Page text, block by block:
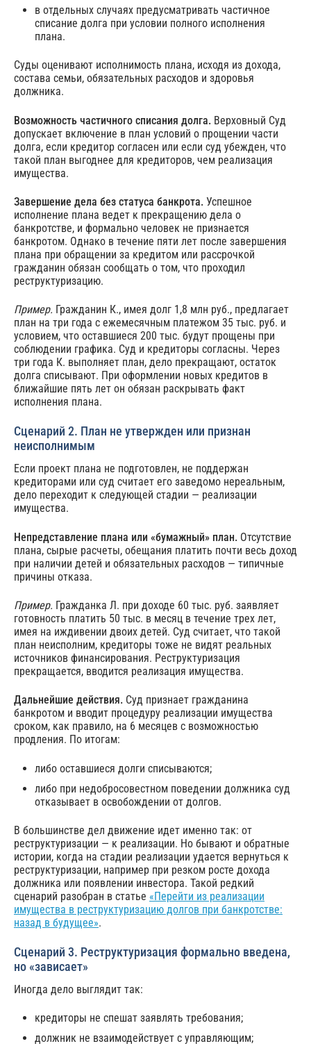
в отдельных случаях предусматривать частичное
списание долга при условии полного исполнения
плана.
Суды оценивают исполнимость плана, исходя из дохода,
состава семьи, обязательных расходов и здоровья
должника.
Возможность частичного списания долга. Верховный Суд
допускает включение в план условий о прощении части
долга, если кредитор согласен или если суд убежден, что
такой план выгоднее для кредиторов, чем реализация
имущества.
Завершение дела без статуса банкрота. Успешное
исполнение плана ведет к прекращению дела о
банкротстве, и формально человек не признается
банкротом. Однако в течение пяти лет после завершения
плана при обращении за кредитом или рассрочкой
гражданин обязан сообщать о том, что проходил
реструктуризацию.
Пример. Гражданин К., имея долг 1,8 млн руб., предлагает
план на три года с ежемесячным платежом 35 тыс. руб. и
условием, что оставшиеся 200 тыс. будут прощены при
соблюдении графика. Суд и кредиторы согласны. Через
три года К. выполняет план, дело прекращают, остаток
долга списывают. При оформлении новых кредитов в
ближайшие пять лет он обязан раскрывать факт
исполнения плана.
Сценарий 2. План не утвержден или признан
неисполнимым
Если проект плана не подготовлен, не поддержан
кредиторами или суд считает его заведомо нереальным,
дело переходит к следующей стадии — реализации
имущества.
Непредставление плана или «бумажный» план. Отсутствие
плана, сырые расчеты, обещания платить почти весь доход
при наличии детей и обязательных расходов — типичные
причины отказа.
Пример. Гражданка Л. при доходе 60 тыс. руб. заявляет
готовность платить 50 тыс. в месяц в течение трех лет,
имея на иждивении двоих детей. Суд считает, что такой
план неисполним, кредиторы тоже не видят реальных
источников финансирования. Реструктуризация
прекращается, вводится реализация имущества.
Дальнейшие действия. Суд признает гражданина
банкротом и вводит процедуру реализации имущества
сроком, как правило, на 6 месяцев с возможностью
продления. По итогам:
либо оставшиеся долги списываются;
либо при недобросовестном поведении должника суд
отказывает в освобождении от долгов.
В большинстве дел движение идет именно так: от
реструктуризации — к реализации. Но бывают и обратные
истории, когда на стадии реализации удается вернуться к
реструктуризации, например при резком росте дохода
должника или появлении инвестора. Такой редкий
сценарий разобран в статье «Перейти из реализации
имущества в реструктуризацию долгов при банкротстве:
назад в будущее».
Сценарий 3. Реструктуризация формально введена,
но «зависает»
Иногда дело выглядит так:
кредиторы не спешат заявлять требования;
должник не взаимодействует с управляющим;